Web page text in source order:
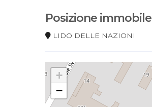
Posizione immobile
LIDO DELLE NAZIONI
+
−